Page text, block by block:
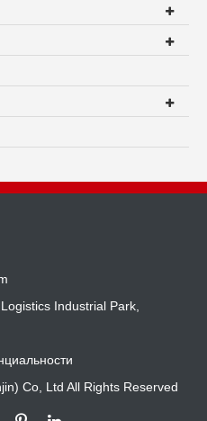
Industrial Park,
Co, Ltd All Rights Reserved